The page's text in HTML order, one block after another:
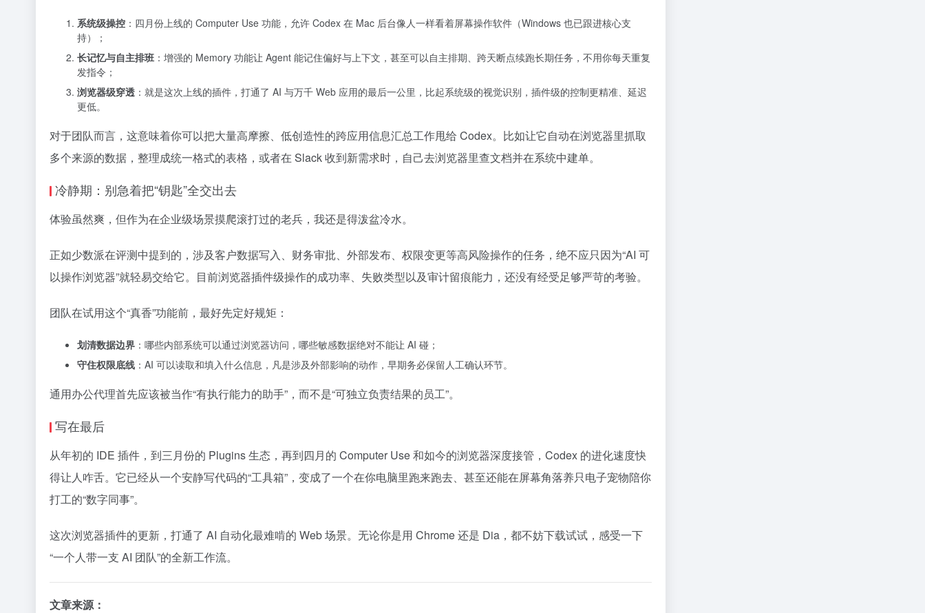
系统级操控 ：四月份上线的 Computer Use 功能，允许 Codex 在 Mac 后台像人一样看着屏幕操作软件（Windows 也已跟进核心支
持）；
长记忆与自主排班 ：增强的 Memory 功能让 Agent 能记住偏好与上下文，甚至可以自主排期、跨天断点续跑长期任务，不用你每天重复
发指令；
浏览器级穿透 ：就是这次上线的插件，打通了 AI 与万千 Web 应用的最后一公里，比起系统级的视觉识别，插件级的控制更精准、延迟
更低。
对于团队而言，这意味着你可以把大量高摩擦、低创造性的跨应用信息汇总工作甩给 Codex。比如让它自动在浏览器里抓取
多个来源的数据，整理成统一格式的表格，或者在 Slack 收到新需求时，自己去浏览器里查文档并在系统中建单。
冷静期：别急着把“钥匙”全交出去
体验虽然爽，但作为在企业级场景摸爬滚打过的老兵，我还是得泼盆冷水。
正如少数派在评测中提到的，涉及客户数据写入、财务审批、外部发布、权限变更等高风险操作的任务，绝不应只因为“AI 可
以操作浏览器”就轻易交给它。目前浏览器插件级操作的成功率、失败类型以及审计留痕能力，还没有经受足够严苛的考验。
团队在试用这个“真香”功能前，最好先定好规矩：
划清数据边界 ：哪些内部系统可以通过浏览器访问，哪些敏感数据绝对不能让 AI 碰；
守住权限底线 ：AI 可以读取和填入什么信息，凡是涉及外部影响的动作，早期务必保留人工确认环节。
通用办公代理首先应该被当作“有执行能力的助手”，而不是“可独立负责结果的员工”。
写在最后
从年初的 IDE 插件，到三月份的 Plugins 生态，再到四月的 Computer Use 和如今的浏览器深度接管，Codex 的进化速度快
得让人咋舌。它已经从一个安静写代码的“工具箱”，变成了一个在你电脑里跑来跑去、甚至还能在屏幕角落养只电子宠物陪你
打工的“数字同事”。
这次浏览器插件的更新，打通了 AI 自动化最难啃的 Web 场景。无论你是用 Chrome 还是 Dia，都不妨下载试试，感受一下
“一个人带一支 AI 团队”的全新工作流。
文章来源：